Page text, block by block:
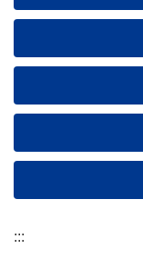
辦學理念
學校簡介
課程與教學
課程計畫
全校課表
教師專區
校務行政系統
親師生平台
家長專區
新林國小家長會
新林國小志工隊
各類專區
粉絲團
Xinlin English
:::